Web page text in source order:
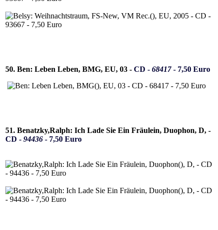
50. Ben: Leben Leben, BMG, EU, 03 - CD - 68417- 7,50 Euro
51. Benatzky,Ralph: Ich Lade Sie Ein Fräulein, Duophon, D, -
CD - 94436 - 7,50 Euro